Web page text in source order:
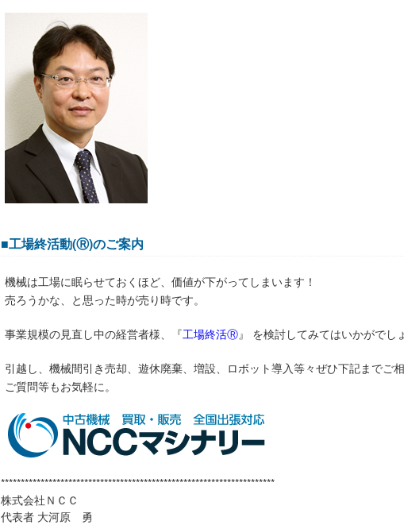
■工場終活動(Ⓡ)のご案内
機械は工場に眠らせておくほど、価値が下がってしまいます！
売ろうかな、と思った時が売り時です。
事業規模の見直し中の経営者様、『工場終活Ⓡ』 を検討してみてはいかがでし
引越し、機械間引き売却、遊休廃棄、増設、ロボット導入等々ぜひ下記までご相
ご質問等もお気軽に。
*********************************************************************
株式会社ＮＣＣ
代表者 大河原 勇